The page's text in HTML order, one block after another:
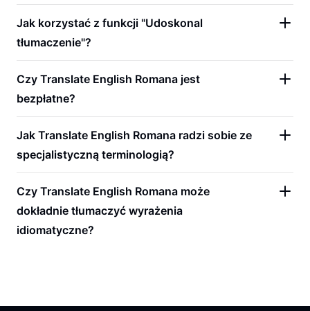
Jak korzystać z funkcji "Udoskonal
tłumaczenie"?
Czy Translate English Romana jest
bezpłatne?
Jak Translate English Romana radzi sobie ze
specjalistyczną terminologią?
Czy Translate English Romana może
dokładnie tłumaczyć wyrażenia
idiomatyczne?